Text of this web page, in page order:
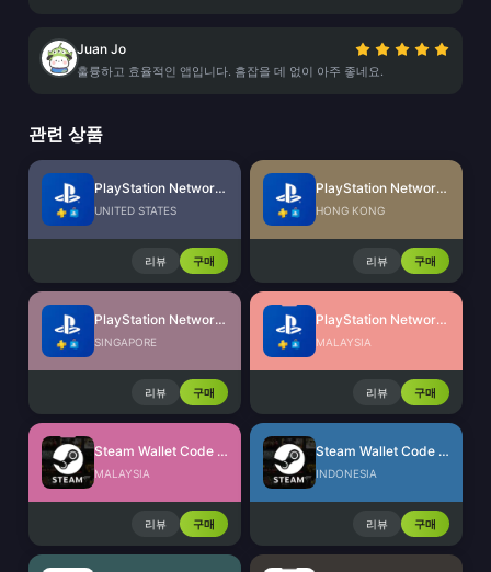
Juan Jo
훌륭하고 효율적인 앱입니다. 흠잡을 데 없이 아주 좋네요.
관련 상품
PlayStation Network Card (US)
UNITED STATES
리뷰 구매
PlayStation Network Card (HK)
HONG KONG
리뷰 구매
PlayStation Network Card (SG)
SINGAPORE
리뷰 구매
PlayStation Network Card (MY)
MALAYSIA
리뷰 구매
Steam Wallet Code (MYR)
MALAYSIA
리뷰 구매
Steam Wallet Code (IDR)
INDONESIA
리뷰 구매